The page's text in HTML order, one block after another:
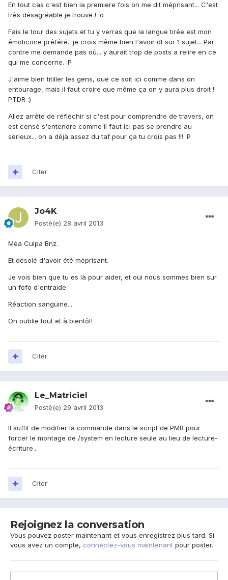
En tout cas c'est bien la premiere fois on me dit méprisant... C'est
très désagréable je trouve ! :o
Fais le tour des sujets et tu y verras que la langue tirée est mon
émoticone préféré.. je crois même bien l'avoir dt sur 1 sujet... Par
contre me demande pas où... y aurait trop de posts a relire en ce
qui me concerne. :P
J'aime bien titiller les gens, que ce soit ici comme dans on
entourage, mais il faut croire que même ça on y aura plus droit !
PTDR :)
Allez arrête de réfléchir si c'est pour comprendre de travers, on
est censé s'entendre comme il faut ici pas se prendre au
sérieux... on a déjà assez du taf pour ça tu crois pas !!! :P
Citer
Jo4K
Posté(e) 28 avril 2013
Méa Culpa Bnz.
Et désolé d'avoir été méprisant.
Je vois bien que tu es là pour aider, et oui nous sommes bien sur
un fofo d'entraide.
Réaction sanguine...
On oublie tout et à bientôt!
Citer
Le_Matriciel
Posté(e) 29 avril 2013
Il suffit de modifier la commande dans le script de PMR pour
forcer le montage de /system en lecture seule au lieu de lecture-
écriture...
Citer
Rejoignez la conversation
Vous pouvez poster maintenant et vous enregistrez plus tard. Si
vous avez un compte, connectez-vous maintenant pour poster.